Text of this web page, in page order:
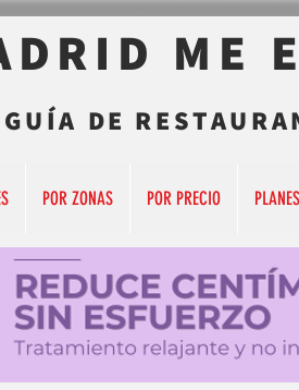
ME
DE
POR ZONAS POR PRECIO PLANES